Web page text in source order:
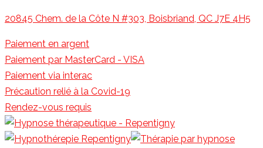
20845 Chem. de la Côte N #303, Boisbriand, QC J7E 4H5
Paiement en argent
Paiement par MasterCard - VISA
Paiement via interac
Précaution relié à la Covid-19
Rendez-vous requis